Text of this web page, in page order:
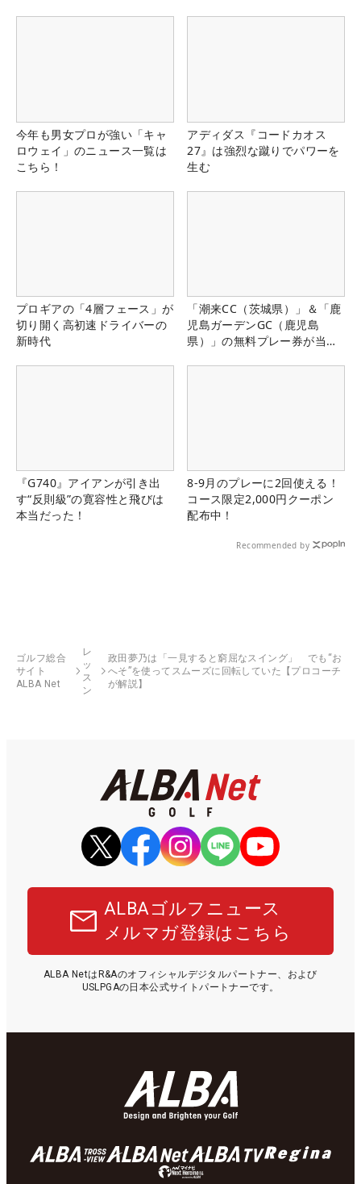
今年も男女プロが強い「キャ
ロウェイ」のニュース一覧は
こちら！
アディダス『コードカオス
27』は強烈な蹴りでパワーを
生む
プロギアの「4層フェース」が
切り開く高初速ドライバーの
新時代
「潮来CC（茨城県）」＆「鹿
児島ガーデンGC（鹿児島
県）」の無料プレー券が当た
『G740』アイアンが引き出
す“反則級”の寛容性と飛びは
本当だった！
8-9月のプレーに2回使える！
コース限定2,000円クーポン
配布中！
Recommended by
ゴルフ総合
サイト
ALBA Net
レ
ッ
ス
ン
政田夢乃は「一見すると窮屈なスイング」 でも“お
へそ”を使ってスムーズに回転していた【プロコーチ
が解説】
ALBAゴルフニュース
メルマガ登録はこちら
ALBA NetはR&Aのオフィシャルデジタルパートナー、および
USLPGAの日本公式サイトパートナーです。